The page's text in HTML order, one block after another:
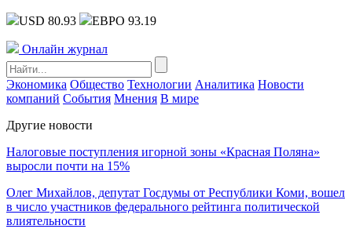
USD 80.93 ЕВРО 93.19
Онлайн журнал
Экономика Общество Технологии Аналитика Новости
компаний События Мнения В мире
Другие новости
Налоговые поступления игорной зоны «Красная Поляна»
выросли почти на 15%
Олег Михайлов, депутат Госдумы от Республики Коми, вошел
в число участников федерального рейтинга политической
влиятельности